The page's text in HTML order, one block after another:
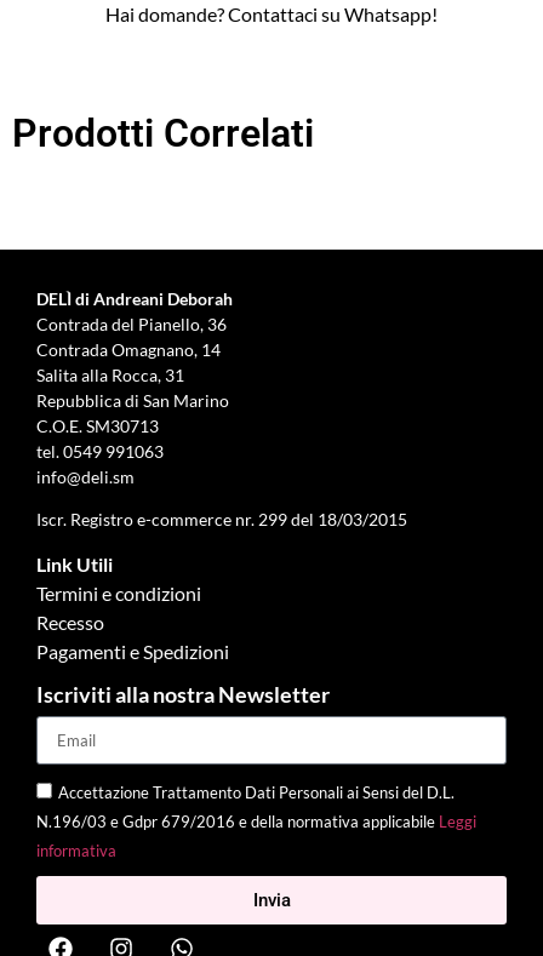
Hai domande? Contattaci su Whatsapp!
Prodotti Correlati
DELÌ di Andreani Deborah
Contrada del Pianello, 36
Contrada Omagnano, 14
Salita alla Rocca, 31
Repubblica di San Marino
C.O.E. SM30713
tel.0549 991063
info@deli.sm
Iscr. Registro e-commerce nr. 299 del 18/03/2015
Link Utili
Termini e condizioni
Recesso
Pagamenti e Spedizioni
Iscriviti alla nostra Newsletter
Accettazione Trattamento Dati Personali ai Sensi del D.L.
N.196/03 e Gdpr 679/2016 e della normativa applicabile Leggi
informativa
Invia